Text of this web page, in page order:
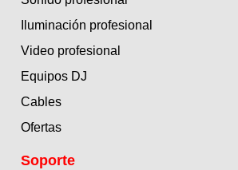
Iluminación profesional
Video profesional
Equipos DJ
Cables
Ofertas
Soporte